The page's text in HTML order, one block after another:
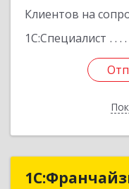
Клиентов на
1С:Специалист